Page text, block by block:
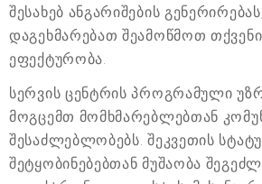
შესახებ ანგარიშების
დაგეხმარებათ შეამოწმოთ თქვენი
ეფექტურობა.
სერვის ცენტრის პროგრამული
მოგცემთ მომხმარებლებთან
შესაძლებლობებს. შეკვეთის
შეტყობინებებთან მუშაობა